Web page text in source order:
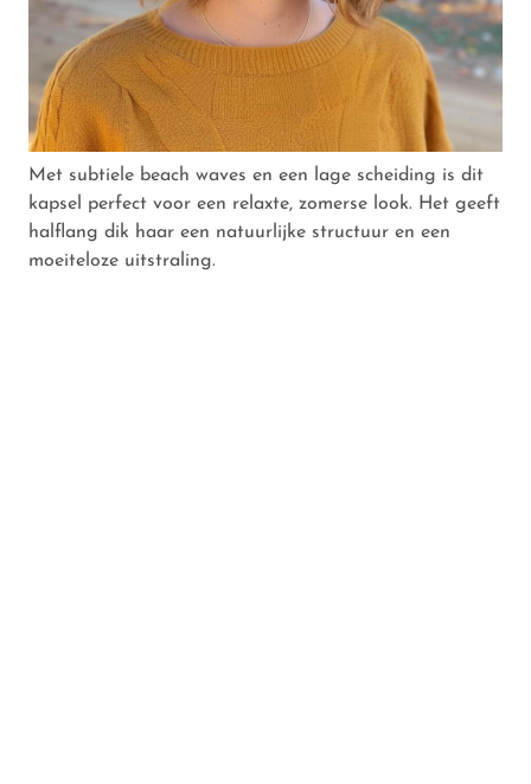
Met subtiele beach waves en een lage scheiding is dit
kapsel perfect voor een relaxte, zomerse look. Het geeft
halflang dik haar een natuurlijke structuur en een
moeiteloze uitstraling.